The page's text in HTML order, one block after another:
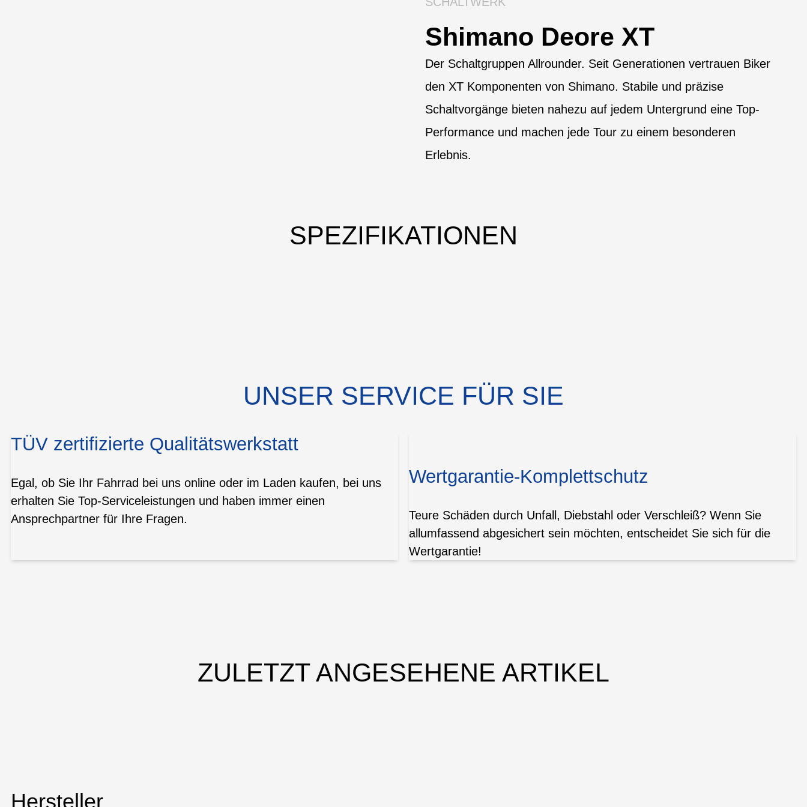
Shimano Deore XT
Der Schaltgruppen Allrounder. Seit Generationen vertrauen Biker
den XT Komponenten von Shimano. Stabile und präzise
Schaltvorgänge bieten nahezu auf jedem Untergrund eine Top-
Performance und machen jede Tour zu einem besonderen
Erlebnis.
SPEZIFIKATIONEN
UNSER SERVICE FÜR SIE
TÜV zertifizierte Qualitätswerkstatt
Egal, ob Sie Ihr Fahrrad bei uns online oder im Laden kaufen, bei uns
erhalten Sie Top-Serviceleistungen und haben immer einen
Ansprechpartner für Ihre Fragen.
Wertgarantie-Komplettschutz
Teure Schäden durch Unfall, Diebstahl oder Verschleiß? Wenn Sie
allumfassend abgesichert sein möchten, entscheidet Sie sich für die
Wertgarantie!
ZULETZT ANGESEHENE ARTIKEL
Hersteller